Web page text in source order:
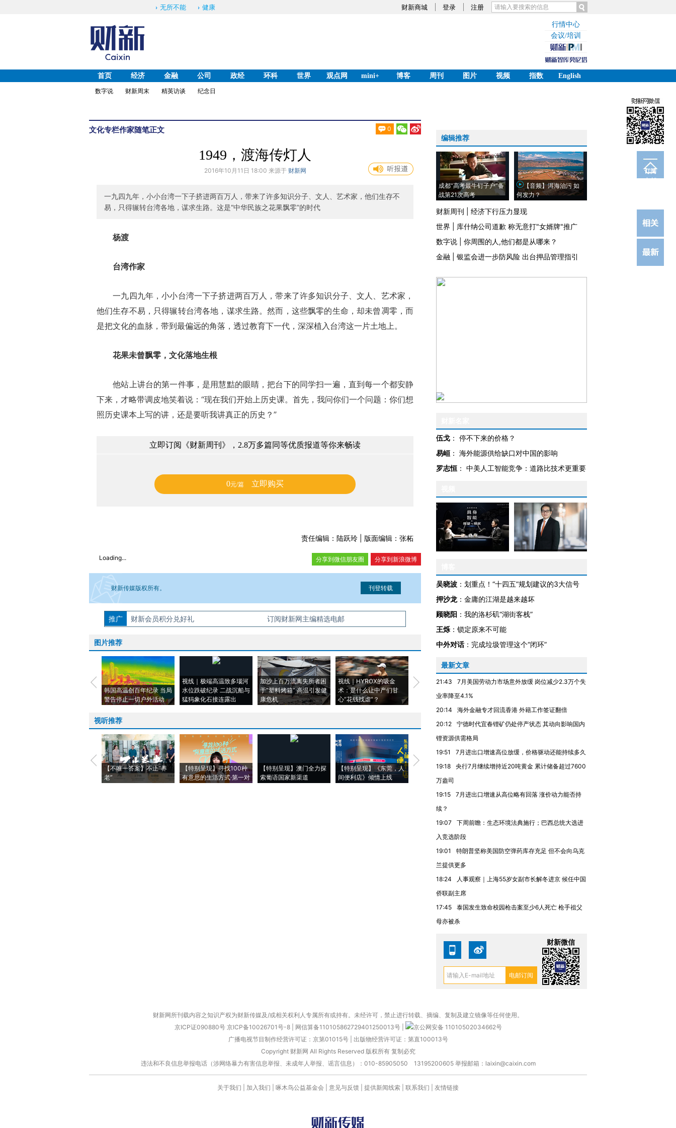
财新商城 登录 注册
无所不能 健康
行情中心
会议/培训
首页 经济 金融 公司 政经 环科 世界 观点网 mini+ 博客 周刊 图片 视频 指数
English
数字说
财新周末 精英访谈 纪念日
文化专栏作家随笔正文 0
订阅
电邮
1949，渡海传灯人
2016年10月11日 18:00 来源于 财新网
一九四九年，小小台湾一下子挤进两百万人，带来了许多知识分子、文人、艺术家，他们生存不
易，只得辗转台湾各地，谋求生路。这是“中华民族之花果飘零”的时代
杨渡
台湾作家
一九四九年，小小台湾一下子挤进两百万人，带来了许多知识分子、文人、艺术家，
他们生存不易，只得辗转台湾各地，谋求生路。然而，这些飘零的生命，却未曾凋零，而
是把文化的血脉，带到最偏远的角落，透过教育下一代，深深植入台湾这一片土地上。
花果未曾飘零，文化落地生根
他站上讲台的第一件事，是用慧黠的眼睛，把台下的同学扫一遍，直到每一个都安静
下来，才略带调皮地笑着说：“现在我们开始上历史课。首先，我问你们一个问题：你们想
照历史课本上写的讲，还是要听我讲真正的历史？”
立即订阅《财新周刊》，2.8万多篇同等优质报道等你来畅读
0元/篇 立即购买
责任编辑：陆跃玲 | 版面编辑：张柘
Loading... 分享到新浪微博
分享到微信朋友圈
财新传媒版权所有。
如需刊登转载请点击右侧按钮，提交相关信息。经确认即可刊登转载。
推广 财新会员积分兑好礼 订阅财新网主编精选电邮
图片推荐
韩国高温创百年纪录 当局
警告停止一切户外活动
视线｜极端高温致多瑙河
水位跌破纪录 二战沉船与
猛犸象化石接连露出
加沙上百万流离失所者困
于“塑料烤箱” 高温引发健
康危机
视线｜HYROX的吸金
术：是什么让中产们甘
心“花钱找虐”？
马航飞行员跨国走私7万
视线｜被称为“蟑螂”的印
视线｜“入侵”还是“人道危
视听推荐
【不唯一答案】不止“养
老”
【特别呈现】寻找100种
有意思的生活方式·第一对
【特别呈现】澳门全力探
索葡语国家新渠道
【特别呈现】《东莞，人
间便利店》倾情上线
【推广】走进第四届链博
会，让数智科技“链”接产
【特别呈现】寻找100种
CFO：不靠规模取胜，华
编辑推荐
成都“高考最牛钉子户”备
战第21次高考
【音频】洱海治污 如
何发力？
财新周刊
经济下行压力显现
世界
库什纳公司道歉 称无意打"女婿牌"推广
数字说
你周围的人,他们都是从哪来？
金融
银监会进一步防风险 出台押品管理指引
伍戈 ： 停不下来的价格？
易峘 ： 海外能源供给缺口对中国的影响
罗志恒 ： 中美人工智能竞争：道路比技术更重要
吴晓波 ： 划重点！“十四五”规划建议的3大信号
押沙龙 ： 金庸的江湖是越来越坏
顾晓阳 ： 我的洛杉矶“湖街客栈”
王烁 ： 锁定原来不可能
中外对话： 完成垃圾管理这个“闭环”
最新文章
21:43
7月美国劳动力市场意外放缓 岗位减少2.3万个失
业率降至4.1%
20:14
海外金融专才回流香港 外籍工作签证翻倍
20:12
宁德时代宜春锂矿仍处停产状态 其动向影响国内
锂资源供需格局
19:51
7月进出口增速高位放缓，价格驱动还能持续多久
19:18
央行7月继续增持近20吨黄金 累计储备超过7600
万盎司
19:15
7月进出口增速从高位略有回落 涨价动力能否持
续？
19:07
下周前瞻：生态环境法典施行；巴西总统大选进
入竞选阶段
19:01
特朗普坚称美国防空弹药库存充足 但不会向乌克
兰提供更多
18:24
人事观察｜上海55岁女副市长解冬进京 候任中国
侨联副主席
17:45
泰国发生致命校园枪击案至少6人死亡 枪手祖父
母亦被杀
财新微信
财新网所刊载内容之知识产权为财新传媒及/或相关权利人专属所有或持有。未经许可，禁止进行转载、摘编、复制及建立镜像等任何使用。
京ICP证090880号 京ICP备10026701号-8 网信算备110105862729401250013号
京公网安备 11010502034662号
广播电视节目制作经营许可证：京第01015号| 出版物经营许可证：第直100013号
Copyright 财新网 All Rights Reserved 版权所有 复制必究
违法和不良信息举报电话（涉网络暴力有害信息举报、未成年人举报、谣言信息）：010-85905050 13195200605 举报邮箱：laixin@caixin.com
关于我们 加入我们 啄木鸟公益基金会 意见与反馈 提供新闻线索 联系我们 友情链接